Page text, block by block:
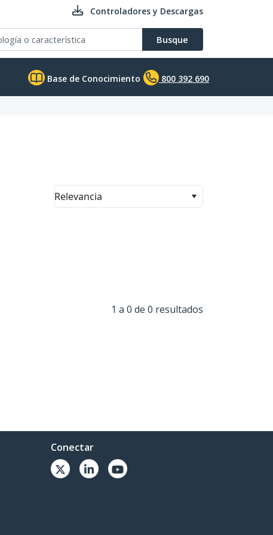
Controladores y Descargas
Busque
Base de Conocimiento 800 392 690
Relevancia
1 a 0 de 0 resultados
Conectar